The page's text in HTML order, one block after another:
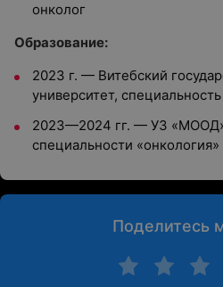
онколог
Образование:
2023 г. — Витебский
университет,
2023—2024 гг. — УЗ
специальности «онкология»
Поделитесь